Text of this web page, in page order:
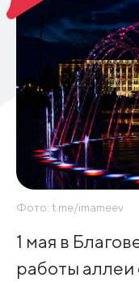
Фото: t.me/imameev
1 мая в
работы